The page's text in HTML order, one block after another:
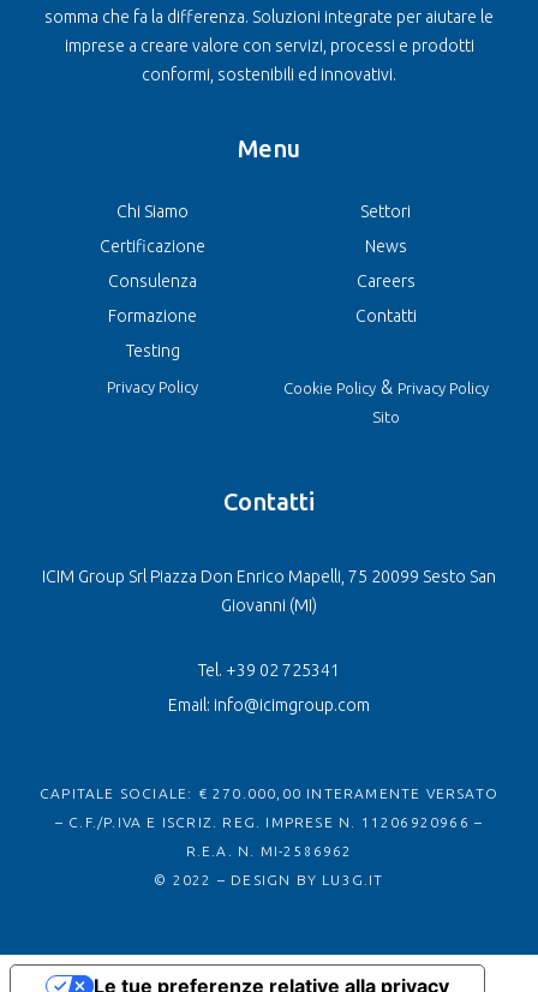
somma che fa la differenza. Soluzioni integrate per aiutare le
imprese a creare valore con servizi, processi e prodotti
conformi, sostenibili ed innovativi.
Menu
Chi Siamo
Certificazione
Consulenza
Formazione
Testing
Privacy Policy
Settori
News
Careers
Contatti
Cookie Policy& Privacy Policy
Sito
Contatti
ICIM Group Srl Piazza Don Enrico Mapelli, 75 20099 Sesto San
Giovanni (MI)
Tel. +39 02 725341
Email: info@icimgroup.com
CAPITALE SOCIALE: € 270.000,00 INTERAMENTE VERSATO
– C.F./P.IVA E ISCRIZ. REG. IMPRESE N. 11206920966 –
R.E.A. N. MI-2586962
© 2022 – DESIGN BY LU3G.IT
Le tue preferenze relative alla privacy